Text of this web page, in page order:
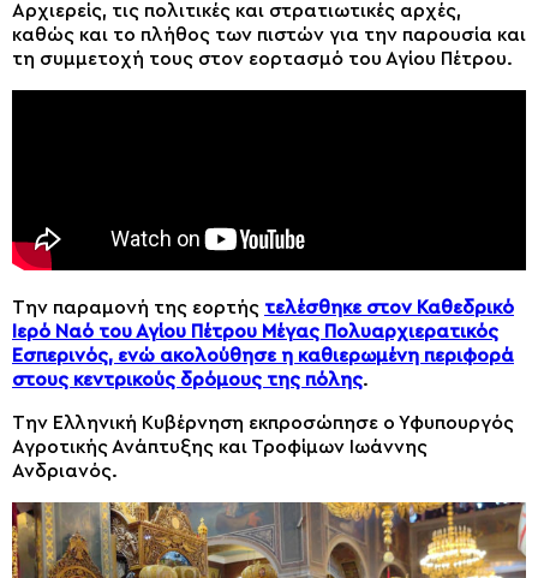
Αρχιερείς, τις πολιτικές και στρατιωτικές αρχές,
καθώς και το πλήθος των πιστών για την παρουσία και
τη συμμετοχή τους στον εορτασμό του Αγίου Πέτρου.
Την παραμονή της εορτής τελέσθηκε στον Καθεδρικό
Ιερό Ναό του Αγίου Πέτρου Μέγας Πολυαρχιερατικός
Εσπερινός, ενώ ακολούθησε η καθιερωμένη περιφορά
στους κεντρικούς δρόμους της πόλης.
Την Ελληνική Κυβέρνηση εκπροσώπησε ο Υφυπουργός
Αγροτικής Ανάπτυξης και Τροφίμων Ιωάννης
Ανδριανός.